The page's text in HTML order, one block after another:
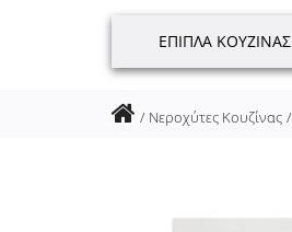
ΈΠΙΠΛΑ ΚΟΥΖΊΝΑΣ
Νεροχύτες Κουζίνας